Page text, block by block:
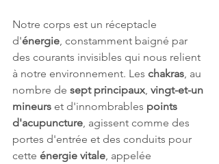
Notre corps est un réceptacle
d'énergie , constamment baigné par
des courants invisibles qui nous relient
à notre environnement. Les chakras , au
nombre de sept principaux vingt-et-un
mineurs et d'innombrables points
d'acupuncture , agissent comme des
portes d'entrée et des conduits pour
cette énergie vitale , appelée